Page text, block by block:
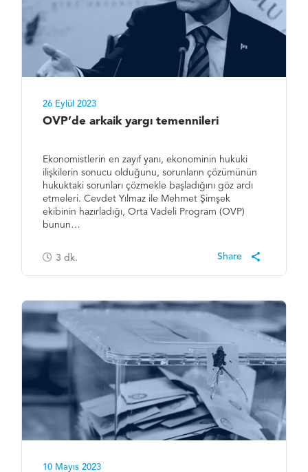
26 Eylül 2023
OVP’de arkaik yargı temennileri
Ekonomistlerin en zayıf yanı, ekonominin hukuki
ilişkilerin sonucu olduğunu, sorunların çözümünün
hukuktaki sorunları çözmekle başladığını göz ardı
etmeleri. Cevdet Yılmaz ile Mehmet Şimşek
ekibinin hazırladığı, Orta Vadeli Program (OVP)
bunun…
3 dk.
10 Mayıs 2023